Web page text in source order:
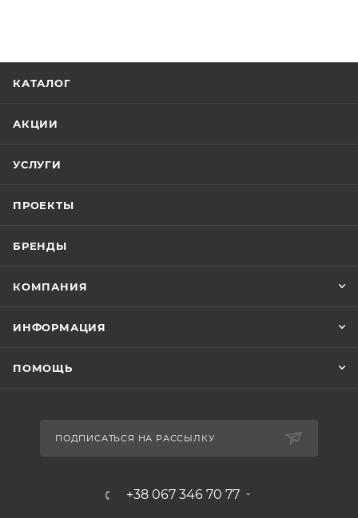
КАТАЛОГ
АКЦИИ
УСЛУГИ
ПРОЕКТЫ
БРЕНДЫ
КОМПАНИЯ
ИНФОРМАЦИЯ
ПОМОЩЬ
ПОДПИСАТЬСЯ НА РАССЫЛКУ
+38 067 346 70 77